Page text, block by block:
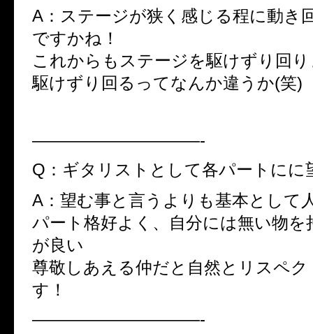
A：ステージが狭く感じる程に動き
ですかね！
これからもステージを駆けずり回
駆けずり回るってなんか違うか(笑)
——————————-
Q：ギタリストとして各パートにに
A：望む事と言うよりも基本として
パート格好よく、自分には無い物を
が良い
尊敬しあえる仲だと自然とリスペ
す！
——————————-